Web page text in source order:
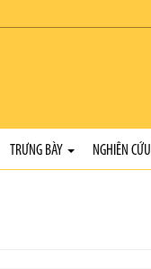
TRƯNG BÀY NGHIÊN CỨU